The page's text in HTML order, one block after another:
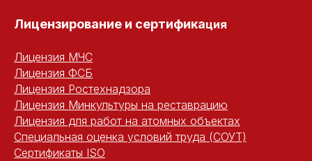
Лицензирование и сертификация
Лицензия МЧС
Лицензия ФСБ
Лицензия Ростехнадзора
Лицензия Минкультуры на реставрацию
Лицензия для работ на атомных объектах
Специальная оценка условий труда (СОУТ)
Сертификаты ISO